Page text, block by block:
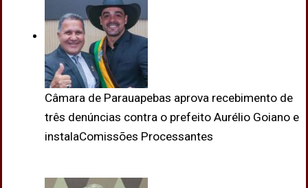
Câmara de Parauapebas aprova recebimento de
três denúncias contra o prefeito Aurélio Goiano e
instalaComissões Processantes